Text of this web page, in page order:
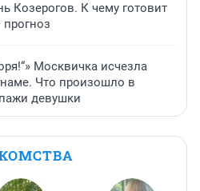
Козерогов. К чему готовит
Москвичка исчезла
Что произошло в
девушки